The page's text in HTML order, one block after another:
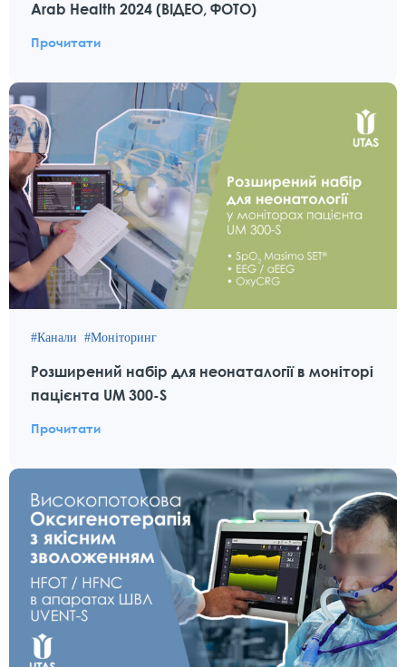
Arab Health 2024 (ВІДЕО, ФОТО)
Прочитати
Канали Моніторинг
Розширений набір для неонаталогії в моніторі
пацієнта UM 300-S
Прочитати